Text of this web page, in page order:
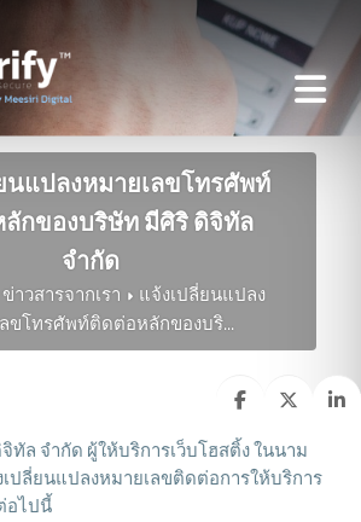
นแปลงหมายเลขโทรศัพท์
กของบริษัท มีศิริ ดิจิทัล
จำกัด
ข่าวสารจากเรา
แจ้งเปลี่ยนแปลง
ขโทรศัพท์ติดต่อหลักของบริ...
ทัล จำกัด ผู้ให้บริการเว็บโฮสติ้ง ในนาม
เปลี่ยนแปลงหมายเลขติดต่อการให้บริการ
อไปนี้